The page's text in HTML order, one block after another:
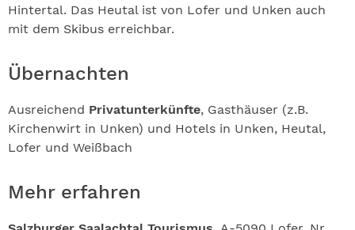
Hintertal. Das Heutal ist von Lofer und Unken auch
mit dem Skibus erreichbar.
Übernachten
Ausreichend Privatunterkünfte, Gasthäuser (z.B.
Kirchenwirt in Unken) und Hotels in Unken, Heutal,
Lofer und Weißbach
Mehr erfahren